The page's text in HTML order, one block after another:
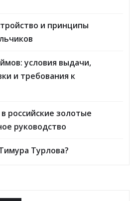
и принципы
условия выдачи,
и требования к
российские золотые
руководство
Турлова?